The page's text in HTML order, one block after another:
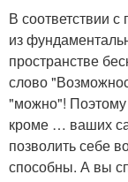
В соответствии
из
пространстве
слово
"можно"!
кроме … ваших
позволить себе
способны. А вы